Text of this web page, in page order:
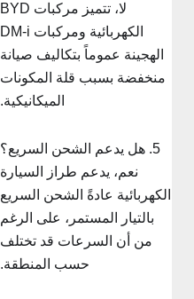
لا، تتميز مركبات BYD
الكهربائية ومركبات DM-i
الهجينة عموماً بتكاليف صيانة
منخفضة بسبب قلة المكونات
الميكانيكية.
نعم، يدعم طراز السيارة
عادةً الشحن السريع
بالتيار المستمر، على الرغم
من أن السرعات قد تختلف
حسب المنطقة.